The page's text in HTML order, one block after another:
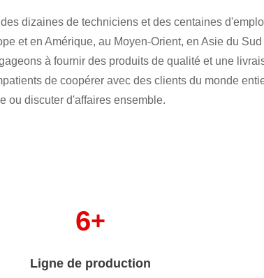
dizaines de techniciens et des centaines
et en Amérique, au Moyen-Orient, en Asie du
à fournir des produits de qualité et une
de coopérer avec des clients du monde
ou discuter d'affaires ensemble.
6+
Ligne de production